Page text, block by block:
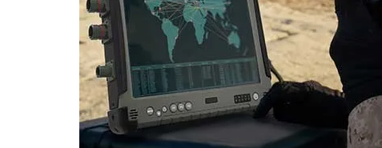
More
Petróleo & Gas, Grado ATEX
Tableta resistente de grado ATEX
Terminal portátil resistente con
certificación ATEX
Panel PC de grado ATEX
Movilidad
Panel PC
Box PCs con